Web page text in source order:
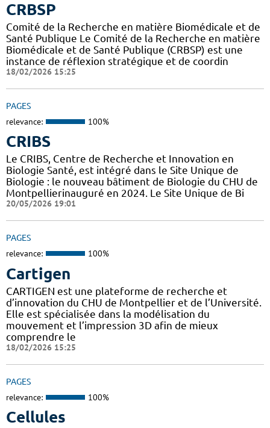
CRBSP
Comité de la Recherche en matière Biomédicale et de
Santé Publique Le Comité de la Recherche en matière
Biomédicale et de Santé Publique (CRBSP) est une
instance de réflexion stratégique et de coordin
18/02/2026 15:25
PAGES
relevance: 100%
CRIBS
Le CRIBS, Centre de Recherche et Innovation en
Biologie Santé, est intégré dans le Site Unique de
Biologie : le nouveau bâtiment de Biologie du CHU de
Montpellierinauguré en 2024. Le Site Unique de Bi
20/05/2026 19:01
PAGES
relevance: 100%
Cartigen
CARTIGEN est une plateforme de recherche et
d’innovation du CHU de Montpellier et de l’Université.
Elle est spécialisée dans la modélisation du
mouvement et l’impression 3D afin de mieux
comprendre le
18/02/2026 15:25
PAGES
relevance: 100%
Cellules